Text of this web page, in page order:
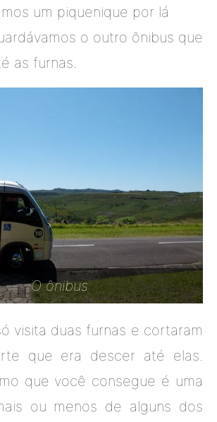
um piquenique por lá
o outro ônibus que
as furnas.
O ônibus
visita duas furnas e cortaram
que era descer até elas.
que você consegue é uma
ou menos de alguns dos